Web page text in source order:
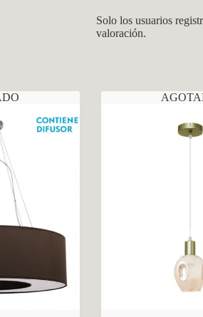
Solo los usuarios
valoración.